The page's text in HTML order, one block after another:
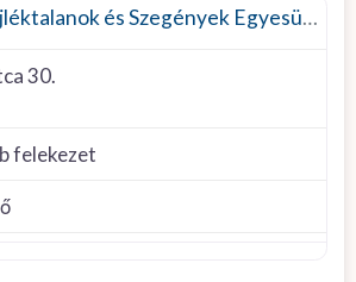
Református
„Bethesda” Hajléktalanok és Szegények Egyesülete
30.
felekezet